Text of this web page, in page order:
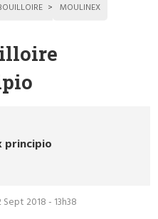
MOULINEX
principio
Sept 2018 - 13h38